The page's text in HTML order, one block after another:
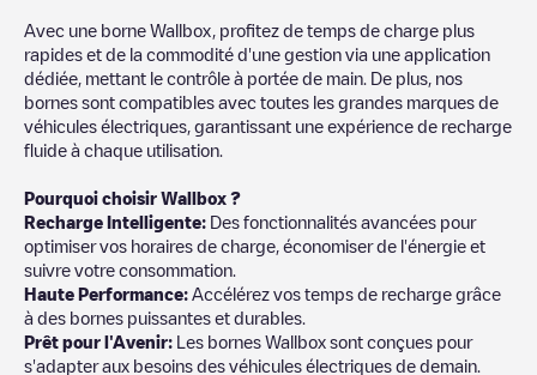
Avec une borne Wallbox, profitez de temps de charge plus
rapides et de la commodité d'une gestion via une application
dédiée, mettant le contrôle à portée de main. De plus, nos
bornes sont compatibles avec toutes les grandes marques de
véhicules électriques, garantissant une expérience de recharge
fluide à chaque utilisation.
Pourquoi choisir Wallbox ?
Recharge Intelligente: Des fonctionnalités avancées pour
optimiser vos horaires de charge, économiser de l'énergie et
suivre votre consommation.
Haute Performance: Accélérez vos temps de recharge grâce
à des bornes puissantes et durables.
Prêt pour l'Avenir: Les bornes Wallbox sont conçues pour
s'adapter aux besoins des véhicules électriques de demain.